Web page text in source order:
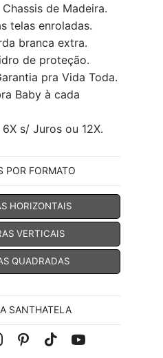
de Madeira.
telas enroladas.
branca extra.
de proteção.
pra Vida Toda.
Baby à cada
s/ Juros ou 12X.
POR FORMATO
HORIZONTAIS
VERTICAIS
QUADRADAS
SANTHATELA
Pinterest
Tik-Youtube